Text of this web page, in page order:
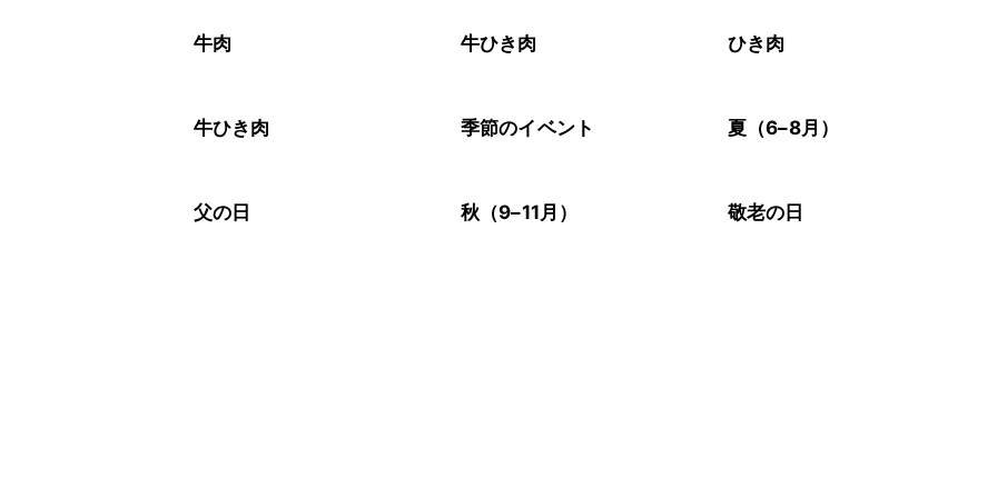
牛肉 牛ひき肉 ひき肉
牛ひき肉 季節のイベント 夏（6–8月）
父の日 秋（9–11月） 敬老の日